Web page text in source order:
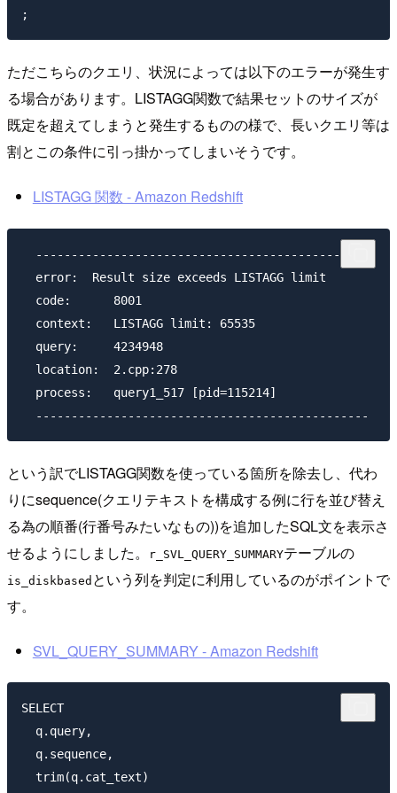
ただこちらのクエリ、状況によっては以下のエラーが発生す
る場合があります。LISTAGG関数で結果セットのサイズが
既定を超えてしまうと発生するものの様で、長いクエリ等は
割とこの条件に引っ掛かってしまいそうです。
LISTAGG 関数 - Amazon Redshift
  -----------------------------------------------
  error:  Result size exceeds LISTAGG limit
  code:      8001
  context:   LISTAGG limit: 65535
  query:     4234948
  location:  2.cpp:278
  process:   query1_517 [pid=115214]
という訳でLISTAGG関数を使っている箇所を除去し、代わ
りにsequence(クエリテキストを構成する例に行を並び替え
る為の順番(行番号みたいなもの))を追加したSQL文を表示さ
せるようにしました。
r_SVL_QUERY_SUMMARYテーブルの
is_diskbased という列を判定に利用しているのがポイントで
す。
SVL_QUERY_SUMMARY - Amazon Redshift
SELECT
  q.query,
  q.sequence,
  trim(q.cat_text)